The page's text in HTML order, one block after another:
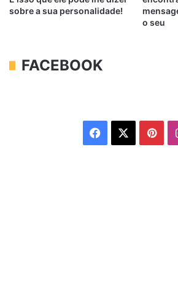
sobre a sua personalidade!
o seu
FACEBOOK
Facebook